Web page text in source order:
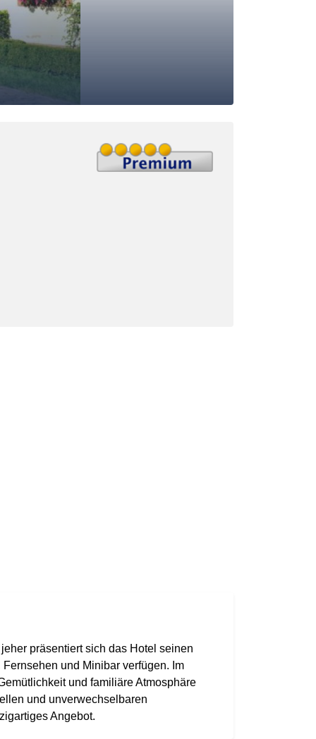
präsentiert sich das Hotel seinen
und Minibar verfügen. Im
und familiäre Atmosphäre
und unverwechselbaren
Angebot.